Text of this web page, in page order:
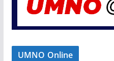
UMNO Online